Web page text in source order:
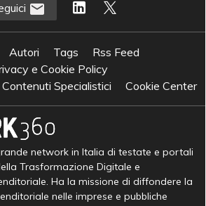
Autori Tags
Rss Feed
e Cookie Policy
Specialistici
Cookie Center
network in Italia di testate e portali
Trasformazione Digitale e
Ha la missione di diffondere la
nelle imprese e pubbliche